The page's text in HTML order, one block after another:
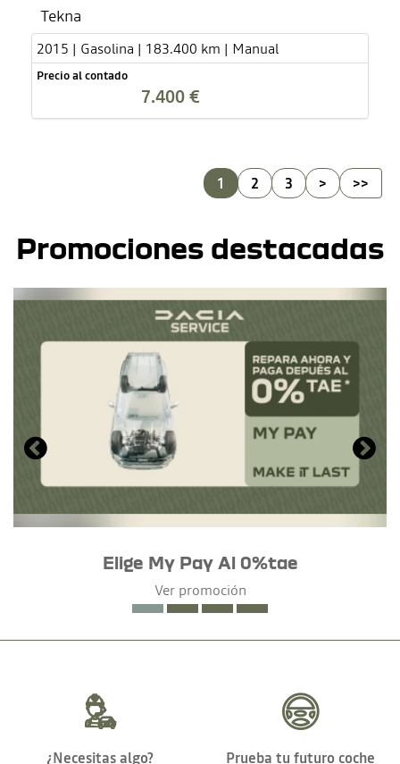
Tekna
2015 | Gasolina | 183.400 km | Manual
Precio al contado
7.400 €
1 2 3 > >>
Promociones destacadas
Elige My Pay Al 0%tae
Ver promoción
¿Necesitas algo?
Prueba tu futuro coche